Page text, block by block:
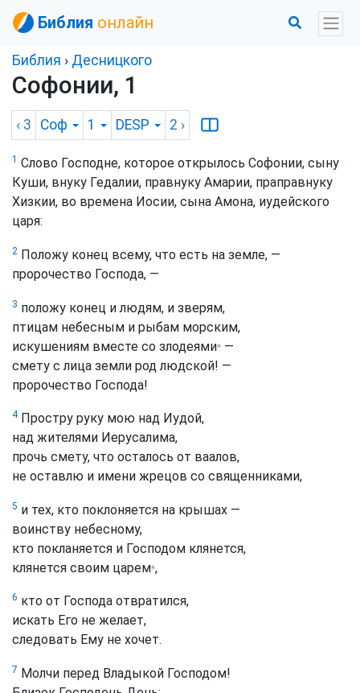
Библия онлайн
Библия › Десницкого
Софонии, 1
‹ 3 Соф 1 DESP 2 ›
1 Слово Господне, которое открылось Софонии, сыну
Куши, внуку Гедалии, правнуку Амарии, праправнуку
Хизкии, во времена Иосии, сына Амона, иудейского
царя:
2 Положу конец всему, что есть на земле, —
пророчество Господа, —
3 положу конец и людям, и зверям,
птицам небесным и рыбам морским,
искушениям вместе со злодеями* —
смету с лица земли род людской! —
пророчество Господа!
4Простру руку мою над Иудой,
над жителями Иерусалима,
прочь смету, что осталось от ваалов,
не оставлю и имени жрецов со священниками,
5 и тех, кто поклоняется на крышах —
воинству небесному,
кто покланяется и Господом клянется,
клянется своим царем*,
6 кто от Господа отвратился,
искать Его не желает,
следовать Ему не хочет.
7 Молчи перед Владыкой Господом!